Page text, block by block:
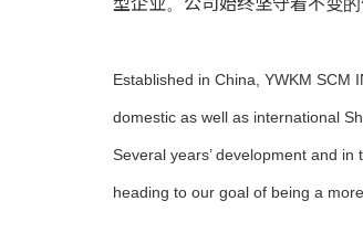
Established in China, YWKM SCM
domestic as well as international
Several years’ development and
heading to our goal of being a